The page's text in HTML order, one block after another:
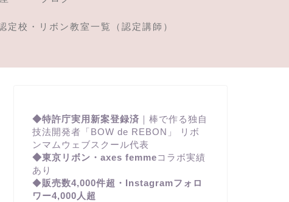
定校・リボン教室一覧（認定講師）
◆特許庁実用新案登録済 ｜棒で作る独自
技法開発者「BOW de REBON」 リボ
ンマムウェブスクール代表
◆東京リボン・axes femmeコラボ実績
あり
◆販売数4,000件超・Instagramフォロ
ワー4,000人超